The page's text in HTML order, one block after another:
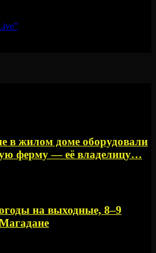
в жилом доме оборудовали
ферму — её владелицу…
на выходные, 8–9